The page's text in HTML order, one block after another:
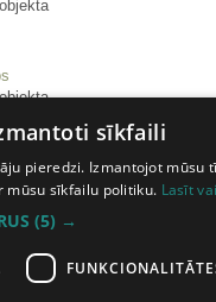
sīkfaili
pieredzi. Izmantojot mūsu
mūsu sīkfailu politiku. Lasīt
(5) →